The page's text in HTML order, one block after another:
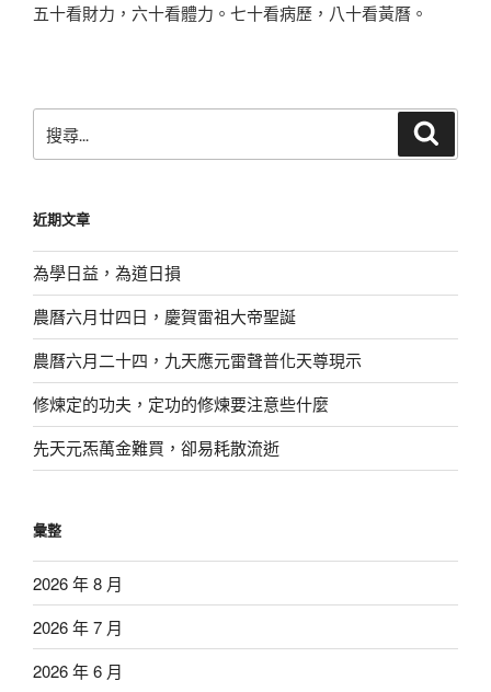
五十看財力，六十看體力。七十看病歷，八十看黃曆。
尋
字:
近期文章
為學日益，為道日損
農曆六月廿四日，慶賀雷祖大帝聖誕
農曆六月二十四，九天應元雷聲普化天尊現示
修煉定的功夫，定功的修煉要注意些什麼
先天元炁萬金難買，卻易耗散流逝
彙整
2026 年 8 月
2026 年 7 月
2026 年 6 月